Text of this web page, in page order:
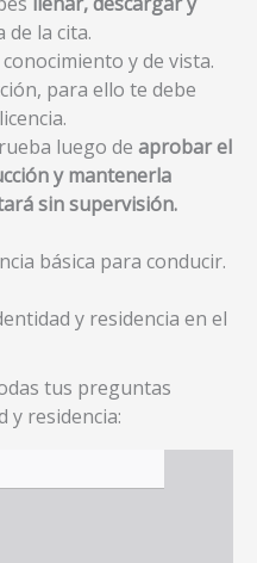
de la cita.
y de vista.
para ello te debe
luego de aprobar el
y mantenerla
sin supervisión.
básica para conducir.
y residencia en el
tus preguntas
y residencia: